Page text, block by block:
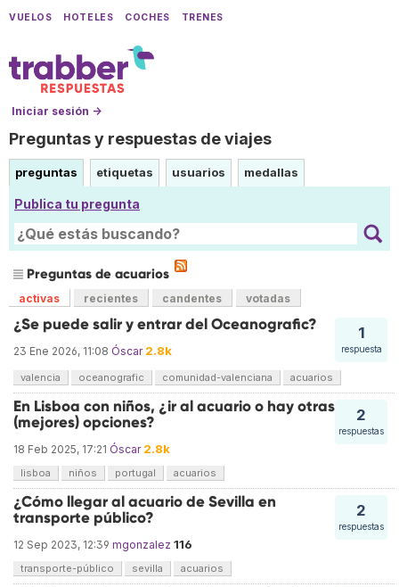
VUELOS HOTELES COCHES TRENES
Iniciar sesión →
Preguntas y respuestas de viajes
preguntas etiquetas usuarios medallas
Publica tu pregunta
Preguntas de acuarios
activas recientes candentes votadas
1
respuesta
¿Se puede salir y entrar del Oceanografic?
23 Ene 2026, 11:08 Óscar 2.8k
valencia oceanografic comunidad-valenciana acuarios
2
respuestas
En Lisboa con niños, ¿ir al acuario o hay otras
(mejores) opciones?
18 Feb 2025, 17:21 Óscar 2.8k
lisboa niños portugal acuarios
2
respuestas
¿Cómo llegar al acuario de Sevilla en
transporte público?
12 Sep 2023, 12:39 mgonzalez 116
transporte-público sevilla acuarios